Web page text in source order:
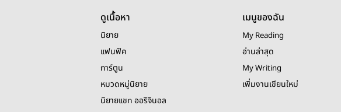
ดูเนื้อหา
นิยาย
แฟนฟิค
การ์ตูน
หมวดหมู่นิยาย
นิยายแชท ออริจินอล
เมนูของฉัน
My Reading
อ่านล่าสุด
My Writing
เพิ่มงานเขียนใหม่